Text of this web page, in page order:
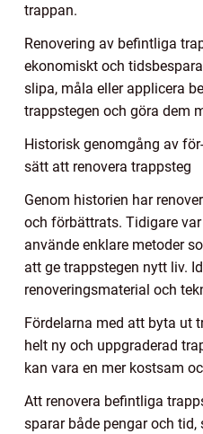
trappan.
Renovering av befintliga
ekonomiskt och
slipa, måla eller applicera
trappstegen och göra dem
Historisk genomgång av
sätt att renovera trappsteg
Genom historien har
och förbättrats. Tidigare
använde enklare metoder
att ge trappstegen nytt liv.
renoveringsmaterial och
Fördelarna med att byta ut
helt ny och uppgraderad
kan vara en mer kostsam
Att renovera befintliga
sparar både pengar och